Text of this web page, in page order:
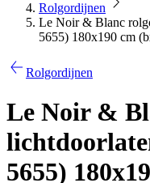
Rolgordijnen
Le Noir & Blanc
5655) 180x190 cm
Rolgordijnen
Le Noir &
5655)